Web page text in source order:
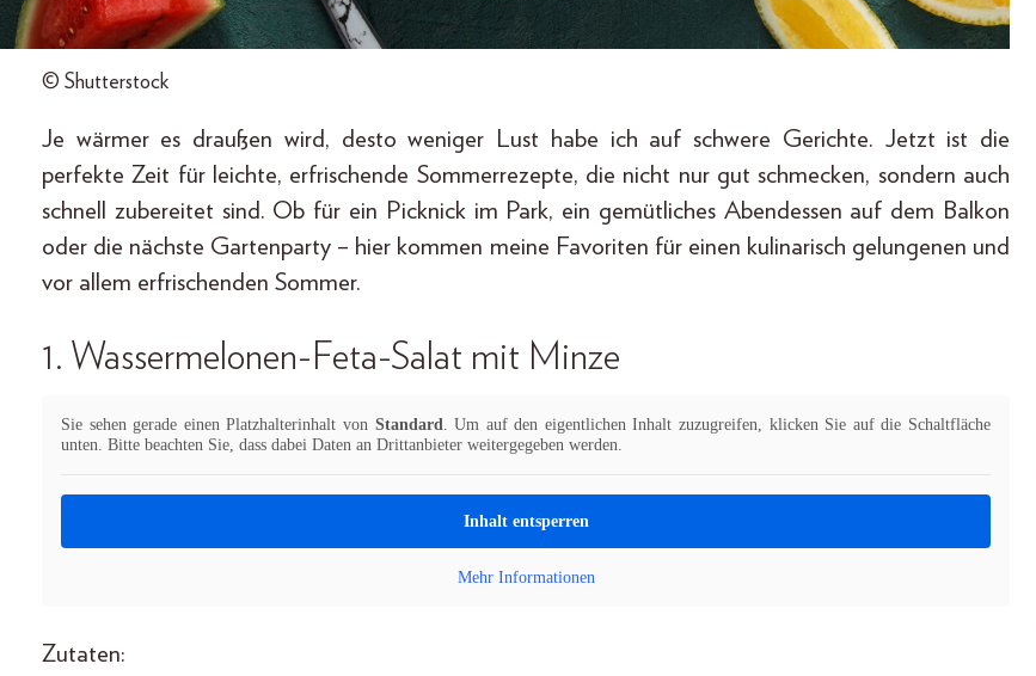
© Shutterstock
Je wärmer es draußen wird, desto weniger Lust habe ich auf schwere Gerichte. Jetzt ist die
perfekte Zeit für leichte, erfrischende Sommerrezepte, die nicht nur gut schmecken, sondern auch
schnell zubereitet sind. Ob für ein Picknick im Park, ein gemütliches Abendessen auf dem Balkon
oder die nächste Gartenparty – hier kommen meine Favoriten für einen kulinarisch gelungenen und
vor allem erfrischenden Sommer.
1. Wassermelonen-Feta-Salat mit Minze
Sie sehen gerade einen Platzhalterinhalt von Standard. Um auf den eigentlichen Inhalt zuzugreifen, klicken Sie auf die Schaltfläche
unten. Bitte beachten Sie, dass dabei Daten an Drittanbieter weitergegeben werden.
Inhalt entsperren
Mehr Informationen
Zutaten: